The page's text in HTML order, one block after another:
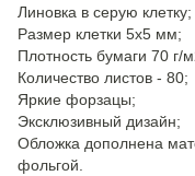
Линовка в серую клетку;
Размер клетки 5x5 мм;
Плотность бумаги 70 г/
Количество листов - 80;
Яркие форзацы;
Эксклюзивный дизайн;
Обложка дополнена
фольгой.